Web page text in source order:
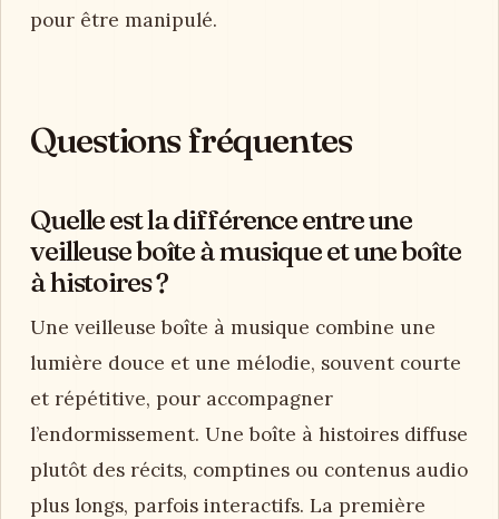
pour être manipulé.
Questions fréquentes
Quelle est la différence entre une
veilleuse boîte à musique et une boîte
à histoires ?
Une veilleuse boîte à musique combine une
lumière douce et une mélodie, souvent courte
et répétitive, pour accompagner
l’endormissement. Une boîte à histoires diffuse
plutôt des récits, comptines ou contenus audio
plus longs, parfois interactifs. La première